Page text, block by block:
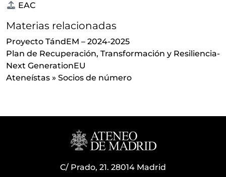
EAC
Materias relacionadas
Proyecto TándEM – 2024-2025
Plan de Recuperación, Transformación y Resiliencia-
Next GenerationEU
Ateneístas » Socios de número
C/ Prado, 21. 28014 Madrid